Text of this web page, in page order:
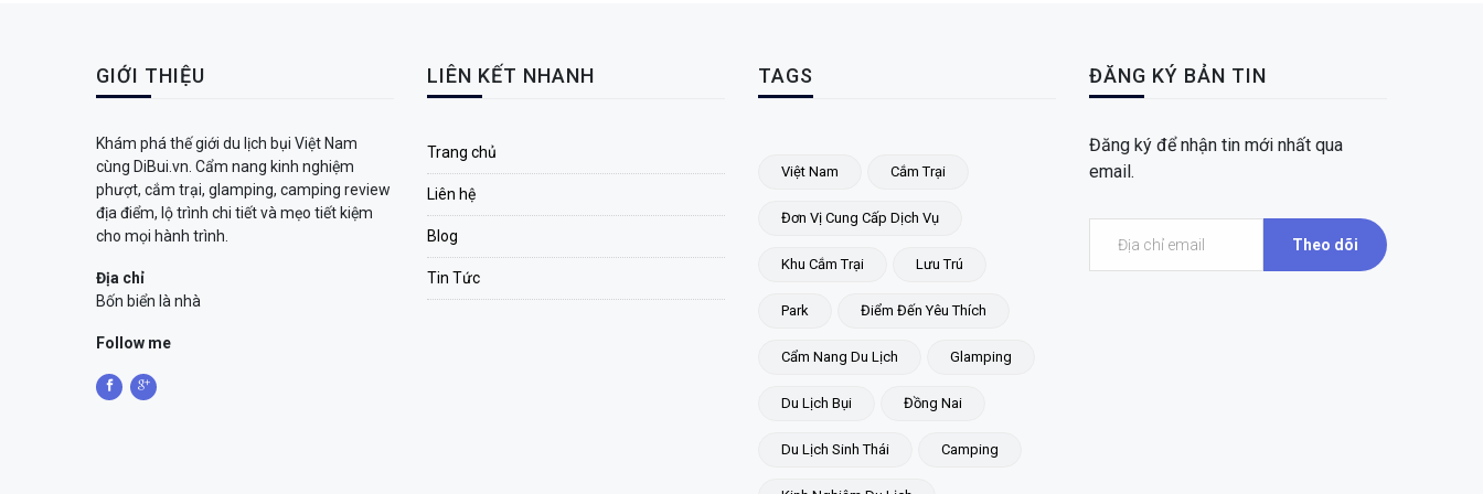
GIỚI THIỆU
Khám phá thế giới du lịch bụi Việt Nam
cùng DiBui.vn. Cẩm nang kinh nghiệm
phượt, cắm trại, glamping, camping review
địa điểm, lộ trình chi tiết và mẹo tiết kiệm
cho mọi hành trình.
Địa chỉ
Bốn biển là nhà
Follow me
LIÊN KẾT NHANH
Trang chủ
Liên hệ
Blog
Tin Tức
TAGS
Việt Nam Cắm Trại
Đơn Vị Cung Cấp Dịch Vụ
Khu Cắm Trại Lưu Trú
Park Điểm Đến Yêu Thích
Cẩm Nang Du Lịch Glamping
Du Lịch Bụi Đồng Nai
Du Lịch Sinh Thái Camping
ĐĂNG KÝ BẢN TIN
Đăng ký để nhận tin mới nhất qua
email.
Theo dõi